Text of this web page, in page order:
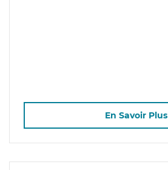
En Savoir Plus